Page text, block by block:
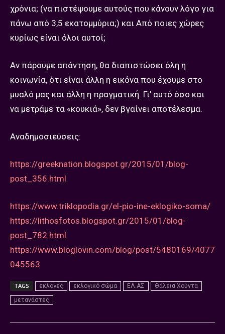
χρόνια; (να πιστέψουμε αυτούς που κάνουν λόγο για
πάνω από 3,5 εκατομμύρια;) και Από ποιες χώρες
κυρίως είναι όλοι αυτοί;
Αν πάρουμε απάντηση, θα διαπιστώσει όλη η
κοινωνία, ότι είναι άλλη η εικόνα που έχουμε στο
μυαλό μας και άλλη η πραγματική. Γι’ αυτό όσο και
να μετράμε τα «κουκιά», δεν βγαίνει αποτέλεσμα.
Αναδημοσιεύσεις:
https://greeknation.blogspot.gr/2015/01/blog-
post_356.html
https://www.triklopodia.gr/el-pio-ine-eklogiko-soma/
https://lithosfotos.blogspot.gr/2015/01/blog-
post_782.html
https://www.bloglovin.com/blog/post/5480169/4077
045563
TAGS εκλογές εκλογικό σώμα ΕΛ.ΑΣ
Θάλεια Χούντα
μετανάστες